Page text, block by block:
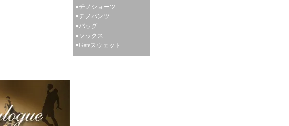
チノショーツ
チノパンツ
バッグ
ソックス
Gateスウェット